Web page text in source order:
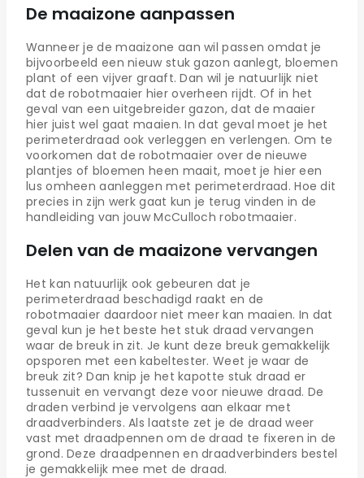
De maaizone aanpassen
Wanneer je de maaizone aan wil passen omdat je
bijvoorbeeld een nieuw stuk gazon aanlegt, bloemen
plant of een vijver graaft. Dan wil je natuurlijk niet
dat de robotmaaier hier overheen rijdt. Of in het
geval van een uitgebreider gazon, dat de maaier
hier juist wel gaat maaien. In dat geval moet je het
perimeterdraad ook verleggen en verlengen. Om te
voorkomen dat de robotmaaier over de nieuwe
plantjes of bloemen heen maait, moet je hier een
lus omheen aanleggen met perimeterdraad. Hoe dit
precies in zijn werk gaat kun je terug vinden in de
handleiding van jouw McCulloch robotmaaier.
Delen van de maaizone vervangen
Het kan natuurlijk ook gebeuren dat je
perimeterdraad beschadigd raakt en de
robotmaaier daardoor niet meer kan maaien. In dat
geval kun je het beste het stuk draad vervangen
waar de breuk in zit. Je kunt deze breuk gemakkelijk
opsporen met een kabeltester. Weet je waar de
breuk zit? Dan knip je het kapotte stuk draad er
tussenuit en vervangt deze voor nieuwe draad. De
draden verbind je vervolgens aan elkaar met
draadverbinders. Als laatste zet je de draad weer
vast met draadpennen om de draad te fixeren in de
grond. Deze draadpennen en draadverbinders bestel
je gemakkelijk mee met de draad.